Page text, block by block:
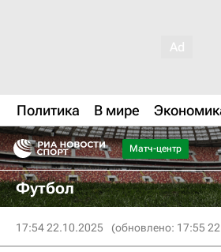
Политика В мире
Матч-центр
Футбол
17:54 22.10.2025 (обновлено: 17:55